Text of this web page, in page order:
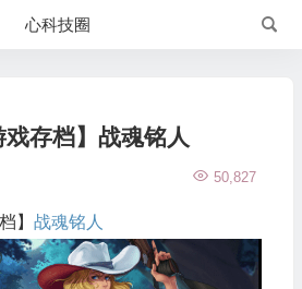
心科技圈
戏存档】战魂铭人
50,827
】 战魂铭人